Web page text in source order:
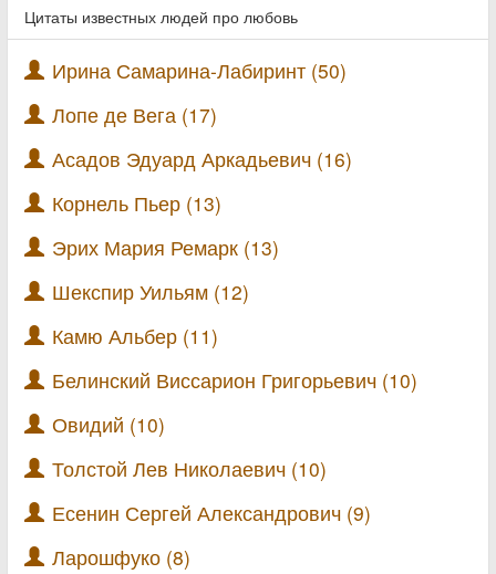
Цитаты известных людей про любовь
Ирина Самарина-Лабиринт (50)
Лопе де Вега (17)
Асадов Эдуард Аркадьевич (16)
Корнель Пьер (13)
Эрих Мария Ремарк (13)
Шекспир Уильям (12)
Камю Альбер (11)
Белинский Виссарион Григорьевич (10)
Овидий (10)
Толстой Лев Николаевич (10)
Есенин Сергей Александрович (9)
Ларошфуко (8)